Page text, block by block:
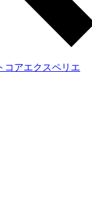
コアエクスペリエ